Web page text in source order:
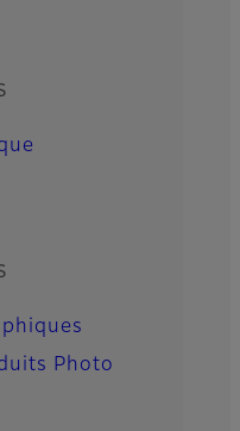
Photo